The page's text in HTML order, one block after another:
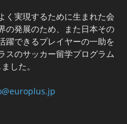
く実現するために生まれた会
の発展のため、また日本その
躍できるプレイヤーの一助を
スのサッカー留学プログラム
した。